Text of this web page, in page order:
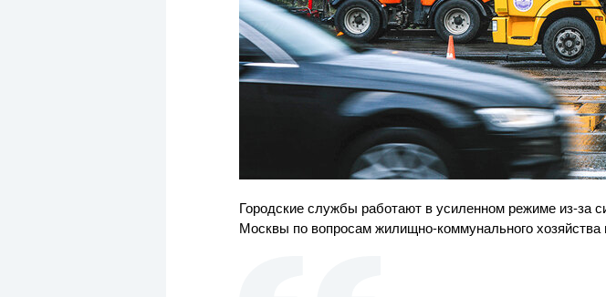
Городские службы работают в усиленном режиме из-
Москвы по вопросам жилищно-коммунального хозяйства